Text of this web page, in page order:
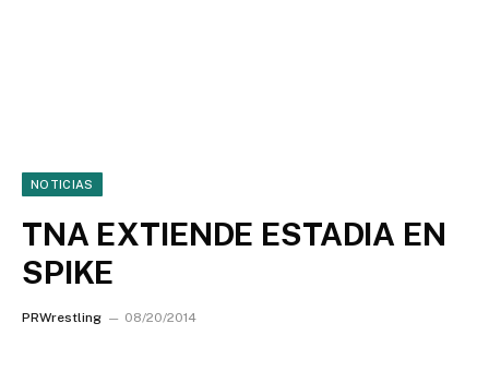
NOTICIAS
TNA EXTIENDE ESTADIA EN
SPIKE
PRWrestling 08/20/2014